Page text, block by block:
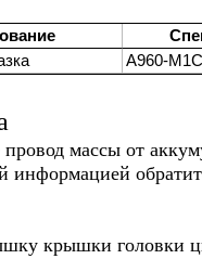
А960-
массы от
информацией
крышки головки